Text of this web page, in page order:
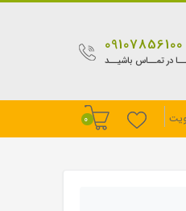
در تمــاس باشیــد
0